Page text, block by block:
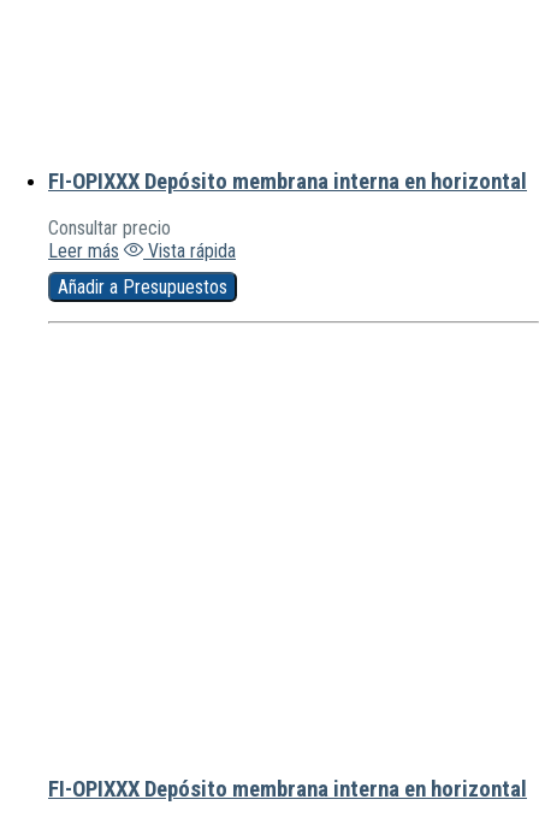
FI-OPIXXX Depósito membrana interna en horizontal
Consultar precio
Leer más
Vista rápida
Añadir a Presupuestos
FI-OPIXXX Depósito membrana interna en horizontal